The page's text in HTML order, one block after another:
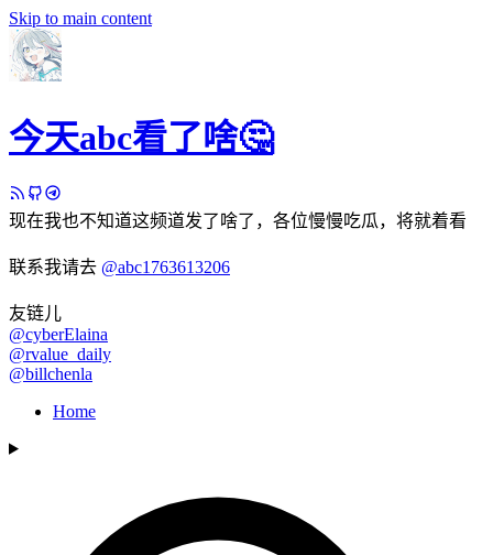
Skip to main content
今天abc看了啥🤔
现在我也不知道这频道发了啥了，各位慢慢吃瓜，将就着看
联系我请去 @abc1763613206
友链儿
@cyberElaina
@rvalue_daily
@billchenla
Home